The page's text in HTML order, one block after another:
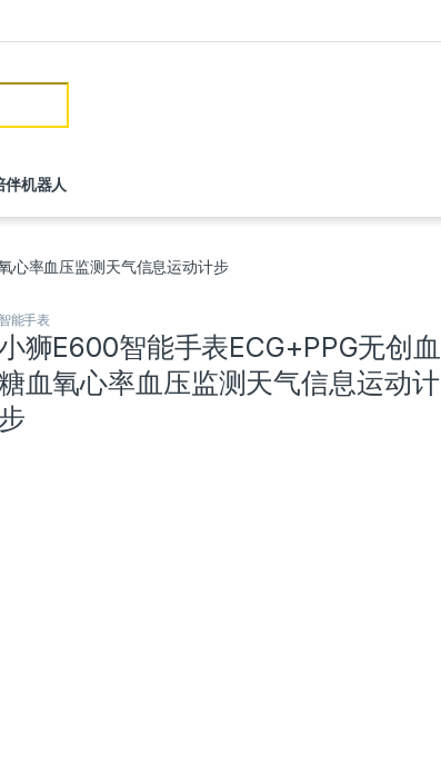
伴机器人
心率血压监测天气信息运动计步
能手表
狮E600智能手表ECG+PPG无创血
血氧心率血压监测天气信息运动计
步